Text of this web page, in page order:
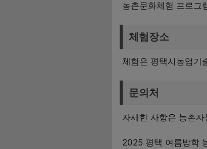
농촌문화체험 프로그
체험장소
체험은 평택시농업기
문의처
자세한 사항은 농촌
2025 평택 여름방학